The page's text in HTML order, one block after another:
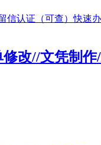
改//文凭制